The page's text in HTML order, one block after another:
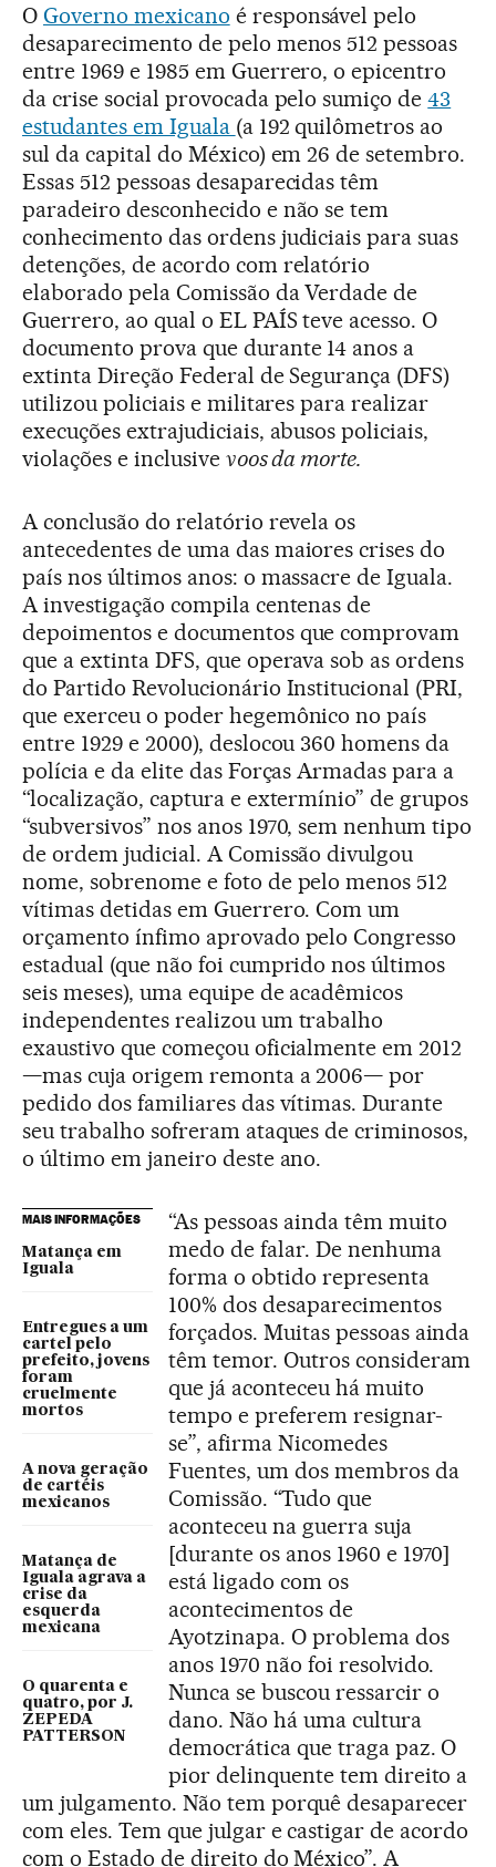
O Governo mexicano é responsável pelo
desaparecimento de pelo menos 512 pessoas
entre 1969 e 1985 em Guerrero, o epicentro
da crise social provocada pelo sumiço de43
estudantes em Iguala (a 192 quilômetros ao
sul da capital do México) em 26 de setembro.
Essas 512 pessoas desaparecidas têm
paradeiro desconhecido e não se tem
conhecimento das ordens judiciais para suas
detenções, de acordo com relatório
elaborado pela Comissão da Verdade de
Guerrero, ao qual o EL PAÍS teve acesso. O
documento prova que durante 14 anos a
extinta Direção Federal de Segurança (DFS)
utilizou policiais e militares para realizar
execuções extrajudiciais, abusos policiais,
violações e inclusive voos da morte.
A conclusão do relatório revela os
antecedentes de uma das maiores crises do
país nos últimos anos: o massacre de Iguala.
A investigação compila centenas de
depoimentos e documentos que comprovam
que a extinta DFS, que operava sob as ordens
do Partido Revolucionário Institucional (PRI,
que exerceu o poder hegemônico no país
entre 1929 e 2000), deslocou 360 homens da
polícia e da elite das Forças Armadas para a
“localização, captura e extermínio” de grupos
“subversivos” nos anos 1970, sem nenhum tipo
de ordem judicial. A Comissão divulgou
nome, sobrenome e foto de pelo menos 512
vítimas detidas em Guerrero. Com um
orçamento ínfimo aprovado pelo Congresso
estadual (que não foi cumprido nos últimos
seis meses), uma equipe de acadêmicos
independentes realizou um trabalho
exaustivo que começou oficialmente em 2012
—mas cuja origem remonta a 2006— por
pedido dos familiares das vítimas. Durante
seu trabalho sofreram ataques de criminosos,
o último em janeiro deste ano.
MAIS INFORMAÇÕES
Matança em
Iguala
Entregues a um
cartel pelo
prefeito, jovens
foram
cruelmente
mortos
A nova geração
de cartéis
mexicanos
Matança de
Iguala agrava a
crise da
esquerda
mexicana
O quarenta e
quatro, por J.
ZEPEDA
PATTERSON
“As pessoas ainda têm muito
medo de falar. De nenhuma
forma o obtido representa
100% dos desaparecimentos
forçados. Muitas pessoas ainda
têm temor. Outros consideram
que já aconteceu há muito
tempo e preferem resignar-
se”, afirma Nicomedes
Fuentes, um dos membros da
Comissão. “Tudo que
aconteceu na guerra suja
[durante os anos 1960 e 1970]
está ligado com os
acontecimentos de
Ayotzinapa. O problema dos
anos 1970 não foi resolvido.
Nunca se buscou ressarcir o
dano. Não há uma cultura
democrática que traga paz. O
pior delinquente tem direito a
um julgamento. Não tem porquê desaparecer
com eles. Tem que julgar e castigar de acordo
com o Estado de direito do México”. A